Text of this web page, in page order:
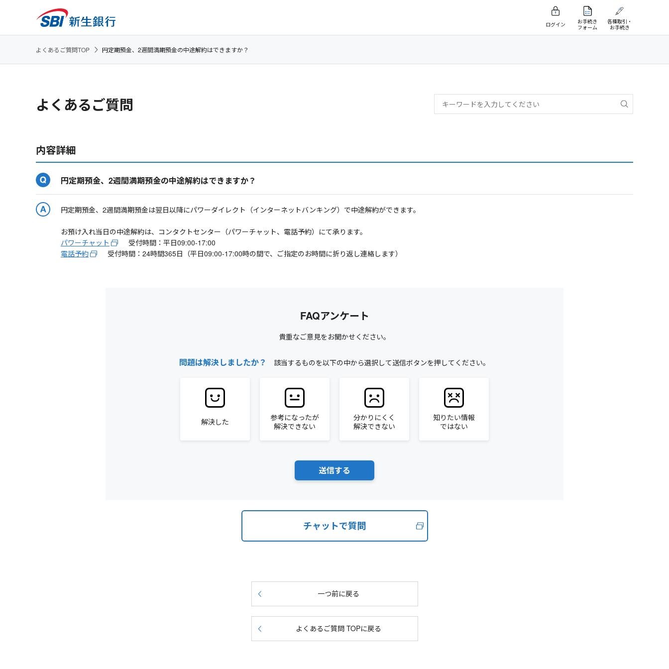
ログイン
お手続き
フォーム
各種取引・
お手続き
よくあるご質問TOP 円定期預金、2週間満期預金の中途解約はできますか？
よくあるご質問
内容詳細
円定期預金、2週間満期預金の中途解約はできますか？
円定期預金、2週間満期預金は翌日以降にパワーダイレクト（インターネットバンキング）で中途解約ができます。
お預け入れ当日の中途解約は、コンタクトセンター（パワーチャット、電話予約）にて承ります。
パワーチャット
受付時間：平日09:00-17:00
電話予約
受付時間：24時間365日（平日09:00-17:00時の間で、ご指定のお時間に折り返し連絡します）
FAQアンケート
貴重なご意見をお聞かせください。
問題は解決しましたか？ 該当するものを以下の中から選択して送信ボタンを押してください。
解決した
参考になったが
解決できない
分かりにくく
解決できない
知りたい情報
ではない
チャットで質問
一つ前に戻る
よくあるご質問 TOPに戻る